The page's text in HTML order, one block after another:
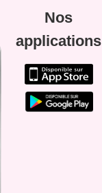
Nos
applications